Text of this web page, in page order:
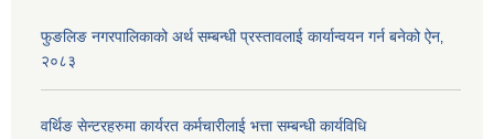
फुङलिङ नगरपालिकाको अर्थ सम्बन्धी प्रस्तावलाई कार्यान्वयन गर्न बनेको ऐन‚
२०८३
वर्थिङ सेन्टरहरुमा कार्यरत कर्मचारीलाई भत्ता सम्बन्धी कार्यविधि